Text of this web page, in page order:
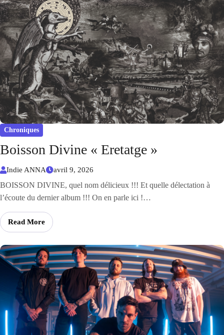
Chroniques
Boisson Divine « Eretatge »
Indie ANNA avril 9, 2026
BOISSON DIVINE, quel nom délicieux !!! Et quelle délectation à
l’écoute du dernier album !!! On en parle ici !…
Read More